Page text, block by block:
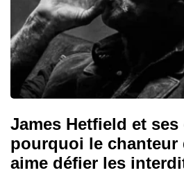
James Hetfield et ses
pourquoi le chanteur
aime défier les